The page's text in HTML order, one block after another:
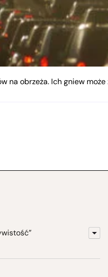
na obrzeża. Ich gniew